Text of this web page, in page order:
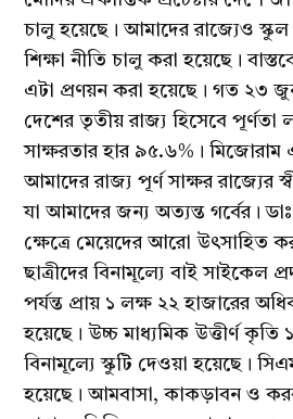
চালু হয়েছে। আমাদের রাজ্যেও
শিক্ষা নীতি চালু করা হয়েছে।
এটা প্রণয়ন করা হয়েছে। গত ২৩ জুন
দেশের তৃতীয় রাজ্য হিসেবে পূর্ণতা
সাক্ষরতার হার ৯৫.৬%। মিজোরাম
আমাদের রাজ্য পূর্ণ সাক্ষর রাজ্যের
যা আমাদের জন্য অত্যন্ত গর্বের। ডাঃ
ক্ষেত্রে মেয়েদের আরো উৎসাহিত
ছাত্রীদের বিনামূল্যে বাই সাইকেল
পর্যন্ত প্রায় ১ লক্ষ ২২ হাজারের
হয়েছে। উচ্চ মাধ্যমিক উত্তীর্ণ কৃতি
বিনামূল্যে স্কুটি দেওয়া হয়েছে।
হয়েছে। আমবাসা, কাকড়াবন ও